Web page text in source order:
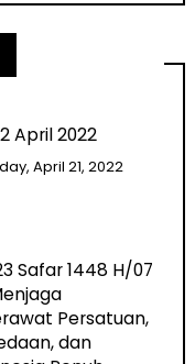
April 2022
April 21, 2022
Safar 1448 H/07
Persatuan,
dan